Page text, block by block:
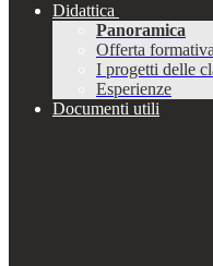
Didattica
Panoramica
Offerta formativa
I progetti delle
Esperienze
Documenti utili